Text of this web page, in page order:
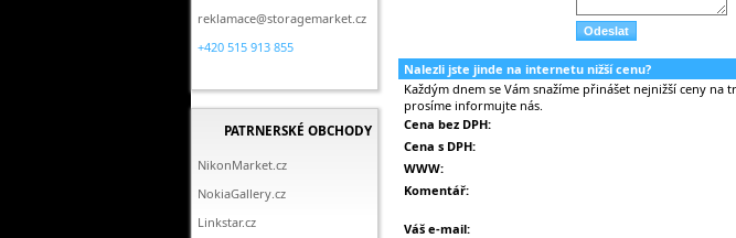
reklamace@storagemarket.cz
+420 515 913 855
PATRNERSKÉ OBCHODY
NikonMarket.cz
NokiaGallery.cz
Linkstar.cz
Nalezli jste jinde na internetu nižší cenu?
Každým dnem se Vám snažíme přinášet nejnižší ceny
prosíme informujte nás.
Cena bez DPH:
Cena s DPH:
WWW:
Komentář:
Váš e-mail: